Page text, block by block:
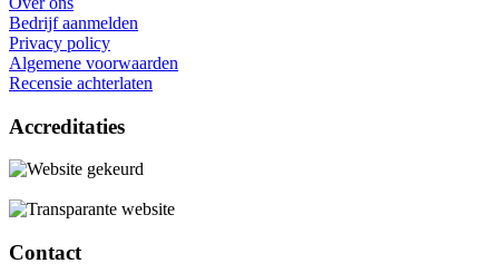
Bedrijf aanmelden
Privacy policy
Algemene voorwaarden
Recensie achterlaten
Accreditaties
Contact